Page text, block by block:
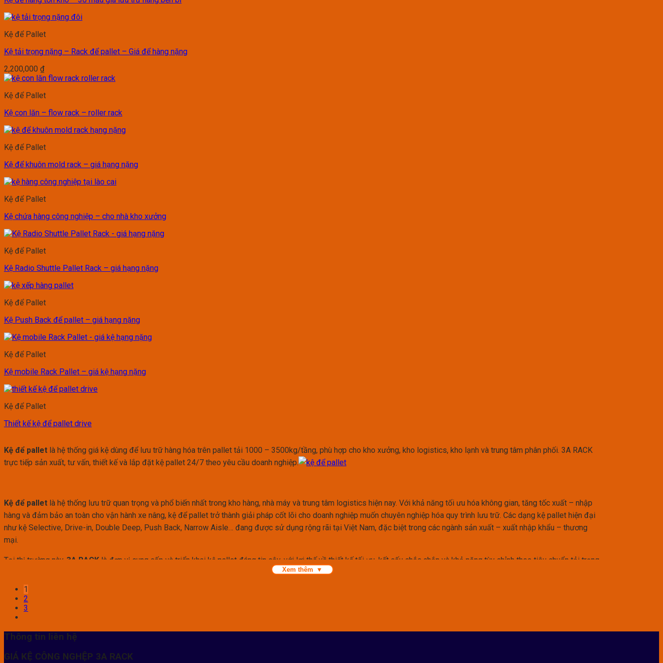
Kệ để Pallet
Kệ tải trọng nặng – Rack để pallet – Giá để hàng nặng
2,200,000 ₫
Kệ để Pallet
Kệ con lăn – flow rack – roller rack
Kệ để Pallet
Kệ để khuôn mold rack – giá hạng nặng
Kệ để Pallet
Kệ chứa hàng công nghiệp – cho nhà kho xưởng
Kệ để Pallet
Kệ Radio Shuttle Pallet Rack – giá hạng nặng
Kệ để Pallet
Kệ Push Back để pallet – giá hạng nặng
Kệ để Pallet
Kệ mobile Rack Pallet – giá kệ hạng nặng
Kệ để Pallet
Thiết kế kệ để pallet drive
Kệ để pallet là hệ thống giá kệ dùng để lưu trữ hàng hóa trên pallet tải 1000 – 3500kg/tầng, phù hợp cho kho xưởng, kho logistics, kho lạnh và trung tâm phân phối. 3A RACK
trực tiếp sản xuất, tư vấn, thiết kế và lắp đặt kệ pallet 24/7 theo yêu cầu doanh nghiệp.
Kệ để pallet là hệ thống lưu trữ quan trọng và phổ biến nhất trong kho hàng, nhà máy và trung tâm logistics hiện nay. Với khả năng tối ưu hóa không gian, tăng tốc xuất – nhập
hàng và đảm bảo an toàn cho vận hành xe nâng, kệ để pallet trở thành giải pháp cốt lõi cho doanh nghiệp muốn chuyên nghiệp hóa quy trình lưu trữ. Các dạng kệ pallet hiện đại
như kệ Selective, Drive-in, Double Deep, Push Back, Narrow Aisle… đang được sử dụng rộng rãi tại Việt Nam, đặc biệt trong các ngành sản xuất – xuất nhập khẩu – thương
mại.
Tại thị trường này, 3A RACK là đơn vị cung cấp và triển khai kệ pallet đáng tin cậy, với lợi thế về thiết kế tối ưu, kết cấu chắc chắn và khả năng tùy chỉnh theo tiêu chuẩn tải trọng
Kệ để pallet là gì? Vì sao doanh nghiệp cần?
Kệ để pallet là hệ thống giá kệ được thiết kế để phục vụ lưu trữ pallet hàng hóa sử dụng xe nâng. Khác với các loại kệ kho thông thường, kệ pallet có khả năng chịu tải lớn từ
500kg – 3000kg/pallet, giúp doanh nghiệp tận dụng tối đa chiều cao kho, đồng thời vận hành xuất nhập nhanh và an toàn.
Các lợi ích rõ rệt của kệ pallet:
Xem thêm
1
2
3
Thông tin liên hệ
GIÁ KỆ CÔNG NGHỆP 3A RACK